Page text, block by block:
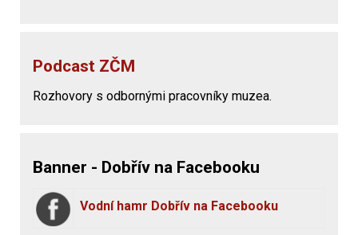
Podcast ZČM
Rozhovory s odbornými pracovníky muzea.
Banner - Dobřív na Facebooku
Vodní hamr Dobřív na Facebooku